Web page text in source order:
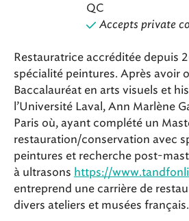
QC
Accepts private
Restauratrice accréditée depuis
spécialité peintures. Après avoir
Baccalauréat en arts visuels et
l’Université Laval, Ann Marlène
Paris où, ayant complété un
restauration/conservation avec
peintures et recherche post-
à ultrasons https://
entreprend une carrière de
divers ateliers et musées français.